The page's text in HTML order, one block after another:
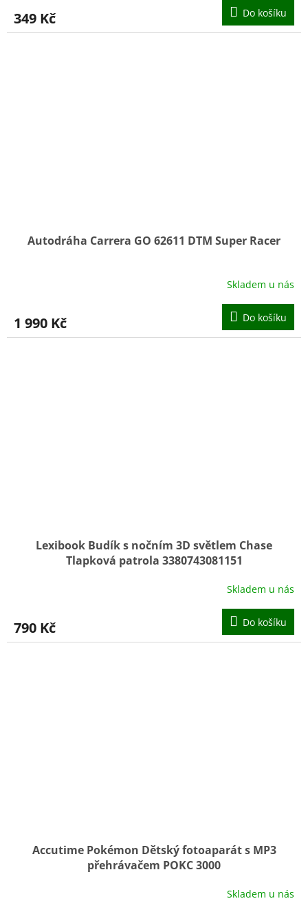
349 Kč Do košíku
Autodráha Carrera GO 62611 DTM Super Racer
je
5,0
Skladem u nás
1 990 Kč Do košíku
Lexibook Budík s nočním 3D světlem Chase
Tlapková patrola 3380743081151
Skladem u nás
790 Kč Do košíku
Accutime Pokémon Dětský fotoaparát s MP3
přehrávačem POKC 3000
Skladem u nás